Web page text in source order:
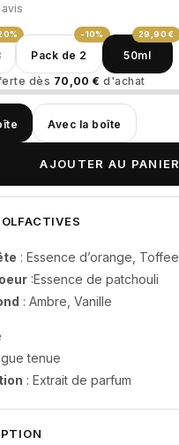
Pack de 2
-10%
50ml
29,90 €
dès 70,00 € d'achat
Avec la boîte
AJOUTER AU PANIER
: Essence d’orange, Toffee
:Essence de patchouli
: Ambre, Vanille
tenue
: Extrait de parfum